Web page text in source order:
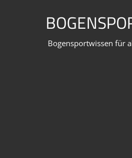
Bogensportwissen für